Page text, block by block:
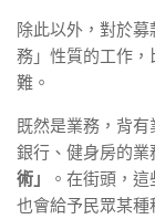
除此以外，對於
務」性質的工作，
難。
既然是業務，背
銀行、健身房的
術」
。在街頭，
也會給予民眾某種